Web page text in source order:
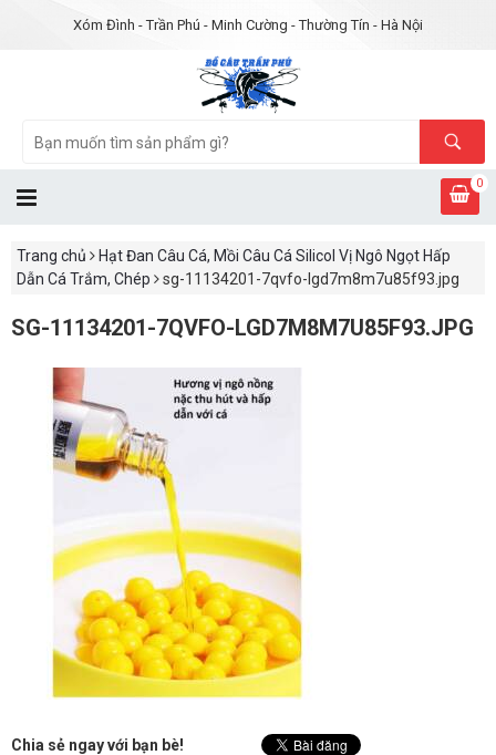
Xóm Đình - Trần Phú - Minh Cường - Thường Tín - Hà Nội
0
Trang chủ
Hạt Đan Câu Cá, Mồi Câu Cá Silicol Vị Ngô Ngọt Hấp
Dẫn Cá Trắm, Chép
sg-11134201-7qvfo-lgd7m8m7u85f93.jpg
SG-11134201-7QVFO-LGD7M8M7U85F93.JPG
Chia sẻ ngay với bạn bè!